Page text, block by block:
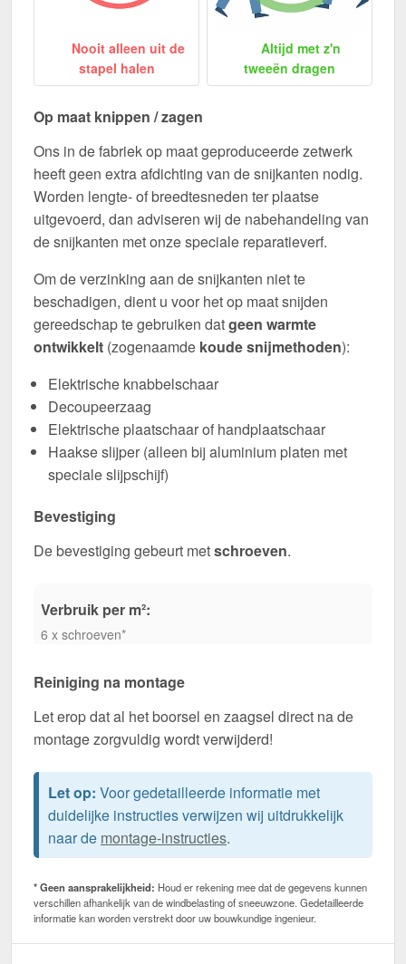
Nooit alleen uit de
stapel halen
Altijd met z'n
tweeën dragen
Op maat knippen / zagen
Ons in de fabriek op maat geproduceerde zetwerk
heeft geen extra afdichting van de snijkanten nodig.
Worden lengte- of breedtesneden ter plaatse
uitgevoerd, dan adviseren wij de nabehandeling van
de snijkanten met onze speciale reparatieverf.
Om de verzinking aan de snijkanten niet te
beschadigen, dient u voor het op maat snijden
gereedschap te gebruiken datgeen warmte
ontwikkelt (zogenaamde koude snijmethoden):
Elektrische knabbelschaar
Decoupeerzaag
Elektrische plaatschaar of handplaatschaar
Haakse slijper (alleen bij aluminium platen met
speciale slijpschijf)
Bevestiging
De bevestiging gebeurt metschroeven.
Verbruik per m²:
6 x schroeven*
Reiniging na montage
Let erop dat al het boorsel en zaagsel direct na de
montage zorgvuldig wordt verwijderd!
Let op: Voor gedetailleerde informatie met
duidelijke instructies verwijzen wij uitdrukkelijk
naar de montage-instructies.
* Geen aansprakelijkheid: Houd er rekening mee dat de gegevens kunnen
verschillen afhankelijk van de windbelasting of sneeuwzone. Gedetailleerde
informatie kan worden verstrekt door uw bouwkundige ingenieur.